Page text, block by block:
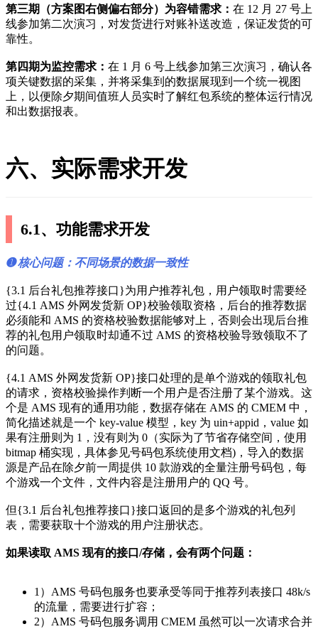
第三期（方案图右侧偏右部分）为容错需求： 在 12 月 27 号上
线参加第二次演习，对发货进行对账补送改造，保证发货的可
靠性。
第四期为监控需求： 在 1 月 6 号上线参加第三次演习，确认各
项关键数据的采集，并将采集到的数据展现到一个统一视图
上，以便除夕期间值班人员实时了解红包系统的整体运行情况
和出数据报表。
六、实际需求开发
6.1、功能需求开发
➊ 核心问题：不同场景的数据一致性
{3.1 后台礼包推荐接口}为用户推荐礼包，用户领取时需要经
过{4.1 AMS 外网发货新 OP}校验领取资格，后台的推荐数据
必须能和 AMS 的资格校验数据能够对上，否则会出现后台推
荐的礼包用户领取时却通不过 AMS 的资格校验导致领取不了
的问题。
{4.1 AMS 外网发货新 OP}接口处理的是单个游戏的领取礼包
的请求，资格校验操作判断一个用户是否注册了某个游戏。这
个是 AMS 现有的通用功能，数据存储在 AMS 的 CMEM 中，
简化描述就是一个 key-value 模型，key 为 uin+appid，value 如
果有注册则为 1，没有则为 0（实际为了节省存储空间，使用
bitmap 桶实现，具体参见号码包系统使用文档)，导入的数据
源是产品在除夕前一周提供 10 款游戏的全量注册号码包，每
个游戏一个文件，文件内容是注册用户的 QQ 号。
但{3.1 后台礼包推荐接口}接口返回的是多个游戏的礼包列
表，需要获取十个游戏的用户注册状态。
如果读取 AMS 现有的接口/存储，会有两个问题：
1）AMS 号码包服务也要承受等同于推荐列表接口 48k/s
的流量，需要进行扩容；
2）AMS 号码包服务调用 CMEM 虽然可以一次请求合并